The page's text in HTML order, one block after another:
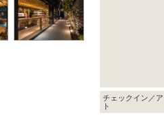
チェックイン／
ト